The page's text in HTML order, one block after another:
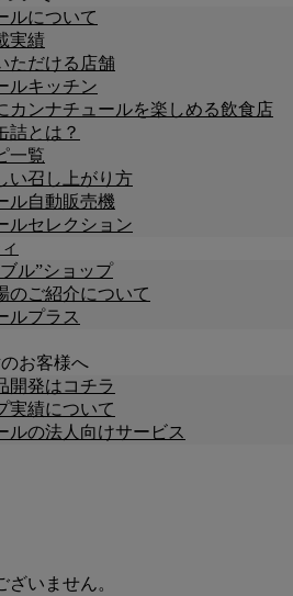
ルについて
実績
ただける店舗
ルキッチン
カンナチュールを楽しめる飲食店
詰とは？
一覧
い召し上がり方
ル自動販売機
ルセレクション
ル”ショップ
のご紹介について
ルプラス
お客様へ
開発はコチラ
実績について
ルの法人向けサービス
いません。